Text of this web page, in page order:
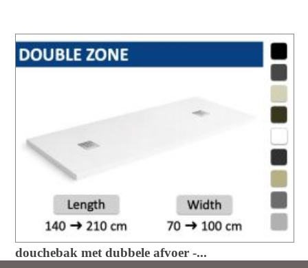
douchebak met dubbele afvoer -...